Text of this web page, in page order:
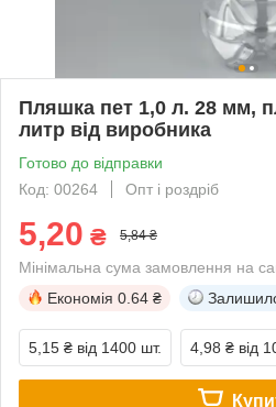
Пляшка пет 1,0 л. 28 мм,
литр від виробника
Готово до відправки
Код: 00264
Опт і роздріб
5,20 ₴ 5,84 ₴
Мінімальна сума замовлення на
Економія 0.64 ₴
5,15 ₴ від 1400 шт. 4,98 ₴ від